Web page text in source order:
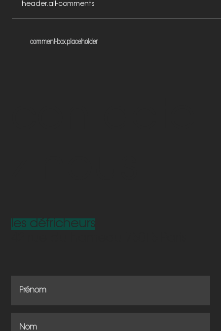
header.all-comments
comment-box.placeholder
les défricheurs